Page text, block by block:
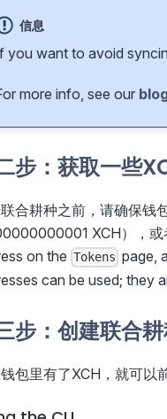
信息
you want to avoid
more info, see our
步：获取一些
合耕种之前，请确保钱
XCH），或
on the Tokens page,
can be used; they
步：创建联合
包里有了XCH，就可